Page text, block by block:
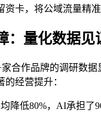
资卡，将公域流量精准
：量化数据见
合作品牌的调研数
经营提升：
降低80%，AI承担了